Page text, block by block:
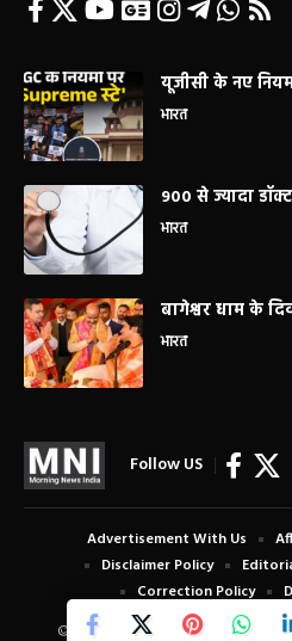
यूजीसी के नए
भारत
900 से ज्यादा
भारत
बागेश्वर धाम के
भारत
Follow US
© Copyright 2024 Morning
Advertisement With Us
Disclaimer Policy
Correction Policy